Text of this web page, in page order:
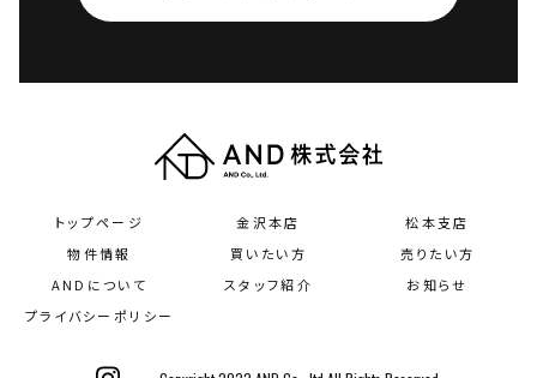
トップページ 金沢本店
松本支店
物件情報
買いたい方
売りたい方
ANDについて
スタッフ紹介
お知らせ
プライバシーポリシー